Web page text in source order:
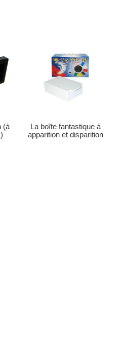
(à
La boîte fantastique à
apparition et disparition